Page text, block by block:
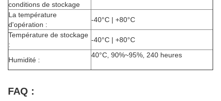
conditions de stockage
La température
d'opération :
-40°C | +80°C
Température de stockage
:
-40°C | +80°C
Humidité :
40°C, 90%~95%, 240 heures
FAQ :